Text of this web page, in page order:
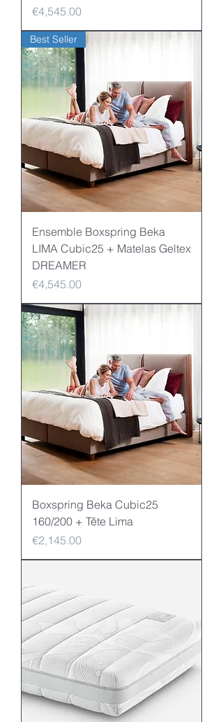
Price
€4,545.00
Best Seller
Ensemble Boxspring Beka
LIMA Cubic25 + Matelas Geltex
DREAMER
Price
€4,545.00
Boxspring Beka Cubic25
160/200 + Tête Lima
Price
€2,145.00